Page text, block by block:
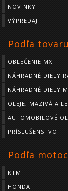
NOVINKY
VÝPREDAJ
Podľa tovaru
OBLEČENIE MX
NÁHRADNÉ DIELY
NÁHRADNÉ DIELY
OLEJE, MAZIVÁ A
AUTOMOBILOVÉ
PRÍSLUŠENSTVO
Podľa
KTM
HONDA